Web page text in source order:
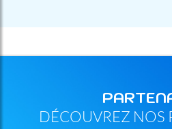
DÉCOUVREZ NOS